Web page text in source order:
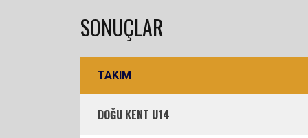
SONUÇLAR
TAKIM
DOĞU KENT U14